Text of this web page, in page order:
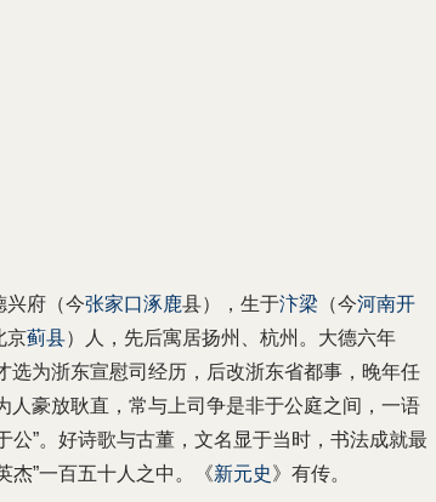
兴府（今张家口涿鹿县），生于汴梁 （今河南开
京蓟县）人，先后寓居扬州、杭州。大德六年
选为浙东宣慰司经历，后改浙东省都事，晚年任
人豪放耿直，常与上司争是非于公庭之间，一语
公”。好诗歌与古董，文名显于当时，书法成就最
杰”一百五十人之中。《新元史》有传。